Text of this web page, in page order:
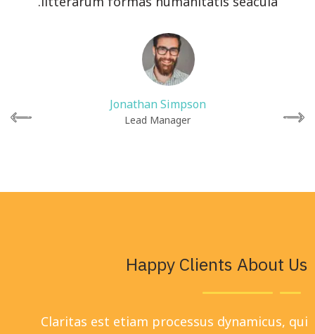
Jonathan Simpson
Lead Manager
Happy Clients About Us
Claritas est etiam processus dynamicus, qui